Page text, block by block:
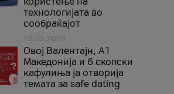
технологијата во
сообраќајот
18.05.2026
Овој Валентајн, A1
Македонија и 6 скопски
кафулиња ја отворија
темата за safe dating